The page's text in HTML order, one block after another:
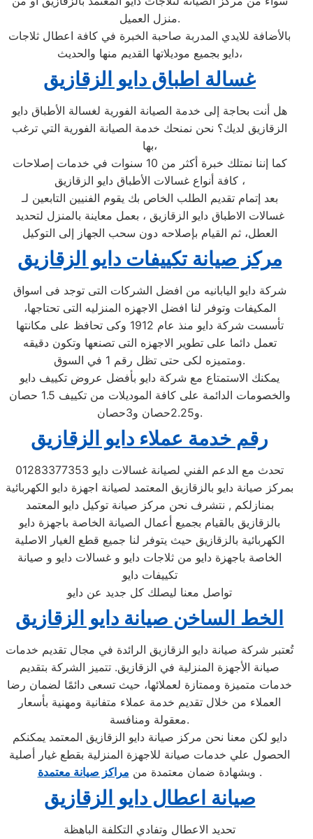
منزل العميل.
بالأضافة للايدي المدربة صاحبة الخبرة في كافة اعطال ثلاجات
دايو بجميع موديلاتها القديم منها والحديث،
غسالة اطباق دايو الزقازيق
هل أنت بحاجة إلى خدمة الصيانة الفورية لغسالة الأطباق دايو
الزقازيق لديك؟ نحن نمنحك خدمة الصيانة الفورية التي ترغب
بها،
كما إننا نمتلك خبرة أكثر من 10 سنوات في خدمات إصلاحات
كافة أنواع غسالات الأطباق دايو الزقازيق ،
بعد إتمام تقديم الطلب الخاص بك يقوم الفنيين التابعين لـ
غسالات الاطباق دايو الزقازيق ، بعمل معاينة بالمنزل لتحديد
العطل، ثم القيام بإصلاحه دون سحب الجهاز إلى التوكيل
مركز صيانة تكييفات دايو الزقازيق
شركة دايو اليابانيه من افضل الشركات التى توجد فى اسواق
المكيفات وتوفر لنا افضل الاجهزه المنزليه التى تحتاجها،
تأسست شركة دايو منذ عام 1912 وكى تحافظ على مكانتها
تعمل دائما على تطوير الاجهزه التى تصنعها وتكون دقيقه
ومتميزه لكى حتى تظل رقم 1 في السوق.
يمكنك الاستمتاع مع شركة دايو بأفضل عروض تكييف دايو
والخصومات الدائمة على كافة الموديلات من تكييف 1.5 حصان
و2.25حصان و3حصان.
رقم خدمة عملاء دايو الزقازيق
تحدث مع الدعم الفني لصيانة غسالات دايو 01283377353
بمركز صيانة دايو بالزقازيق المعتمد لصيانة اجهزة دايو الكهربائية
بمنازلكم , نتشرف نحن مركز صيانة توكيل دايو المعتمد
بالزقازيق بالقيام بجميع أعمال الصيانة الخاصة باجهزة دايو
الكهربائية بالزقازيق حيث يتوفر لنا جميع قطع الغيار الاصلية
الخاصة باجهزة دايو من ثلاجات دايو و غسالات دايو و صيانة
تكييفات دايو
تواصل معنا ليصلك كل جديد عن دايو
الخط الساخن صيانة دايو الزقازيق
تُعتبر شركة صيانة دايو الزقازيق الرائدة في مجال تقديم خدمات
صيانة الأجهزة المنزلية في الزقازيق. تتميز الشركة بتقديم
خدمات متميزة وممتازة لعملائها، حيث تسعى دائمًا لضمان رضا
العملاء من خلال تقديم خدمة عملاء متفانية ومهنية بأسعار
معقولة ومنافسة.
دايو لكن معنا نحن مركز صيانة دايو الزقازيق المعتمد يمكنكم
الحصول علي خدمات صيانة للاجهزة المنزلية بقطع غيار أصلية
وبشهادة ضمان معتمدة من مراكز صيانة معتمدة .
صيانة اعطال دايو الزقازيق
تحديد الاعطال وتفادي التكلفة الباهظة